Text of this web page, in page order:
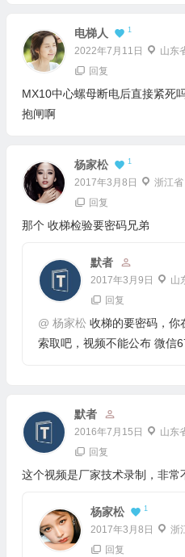
电梯人 1
2022年7月11日 山东
回复
MX10中心螺母断电后直接紧死
抱闸啊
杨家松 1
2017年3月8日 浙江省
回复
那个 收梯检验要密码兄弟
默者
2017年3月9日 山
回复
@ 杨家松收梯的要密码，你
索取吧，视频不能公布 微信
默者
2016年7月15日 山东
回复
这个视频是厂家技术录制，非常
杨家松 1
2017年3月8日 浙
回复